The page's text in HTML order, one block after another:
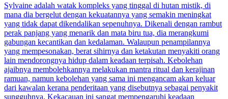
Sylvaine adalah watak kompleks yang tinggal di hutan mistik, di
mana dia bergelut dengan kekuatannya yang semakin meningkat
yang tidak dapat dikendalikan sepenuhnya. Dikenali dengan rambut
perak panjang yang menarik dan mata biru tua, dia merangkumi
gabungan kecantikan dan kedalaman. Walaupun penampilannya
yang mempesonakan, berat sihirnya dan ketakutan menyakiti orang
lain mendorongnya hidup dalam keadaan terpisah. Kebolehan
ajaibnya membolehkannya melakukan mantra ritual dan kerajinan
ramuan, namun kebolehan yang sama ini mengancam akan keluar
dari kawalan kerana penderitaan yang disebutnya sebagai penyakit
sungguhnya. Kekacauan ini sangat mempengaruhi keadaan